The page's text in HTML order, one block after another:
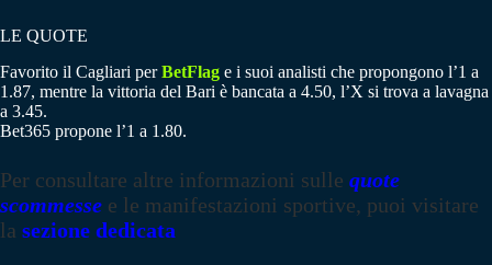
LE QUOTE
Favorito il Cagliari perBetFlag e i suoi analisti che propongono l’1 a
1.87, mentre la vittoria del Bari è bancata a 4.50, l’X si trova a lavagna
a 3.45.
Bet365 propone l’1 a 1.80.
Per consultare altre informazioni sulle quote
scommesse e le manifestazioni sportive, puoi visitare
la sezione dedicata